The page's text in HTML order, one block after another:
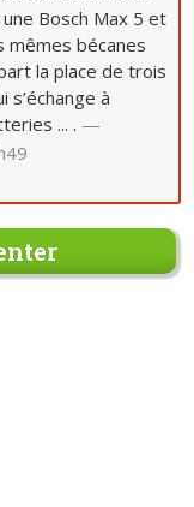
Bosch Max 5 et
mêmes bécanes
la place de trois
à
... . —